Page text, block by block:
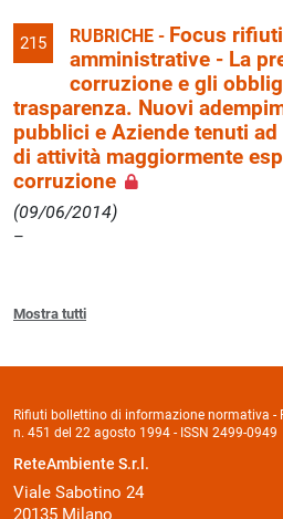
215 RUBRICHE - Focus
amministrative - La
corruzione e gli
trasparenza. Nuovi
pubblici e Aziende tenuti
di attività maggiormente
corruzione
(09/06/2014)
Mostra tutti
Rifiuti bollettino di informazione normativa -
n. 451 del 22 agosto 1994 - ISSN 2499-0949
ReteAmbiente S.r.l.
Viale Sabotino 24
20135 Milano